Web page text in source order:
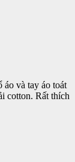
áo và tay áo toát
cotton. Rất thích